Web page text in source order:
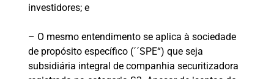
investidores; e
– O mesmo entendimento se aplica à sociedade
de propósito específico (´´SPE“) que seja
subsidiária integral de companhia securitizadora